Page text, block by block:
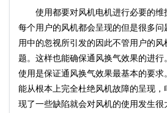
使用都要对风机电机进行必要的维
每个用户的风机都会呈现的但是很多
用中的忽视所引发的因此不管用户的
题。这样也能确保通风换气效果的进行
使用是保证通风换气效果最基本的要
能从根本上完全杜绝风机故障的呈现，
现了一些缺陷就会对风机的使用发生